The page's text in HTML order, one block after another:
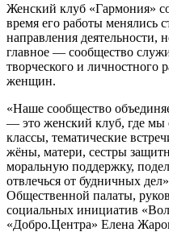
Женский клуб «Гармония»
время его работы менялись
направления деятельности,
главное — сообщество
творческого и личностного
женщин.
«Наше сообщество
— это женский клуб, где мы
классы, тематические
жёны, матери, сестры
моральную поддержку,
отвлечься от будничных
Общественной палаты,
социальных инициатив
«Добро.Центра» Елена